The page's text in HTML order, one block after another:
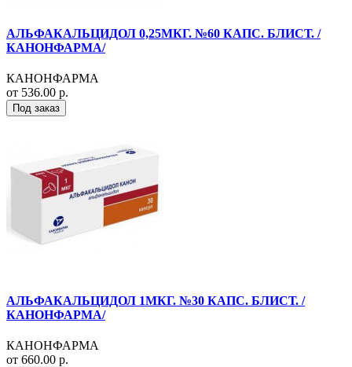
АЛЬФАКАЛЬЦИДОЛ 0,25МКГ. №60 КАПС. БЛИСТ. /
КАНОНФАРМА/
КАНОНФАРМА
от 536.00 р.
Под заказ
АЛЬФАКАЛЬЦИДОЛ 1МКГ. №30 КАПС. БЛИСТ. /
КАНОНФАРМА/
КАНОНФАРМА
от 660.00 р.